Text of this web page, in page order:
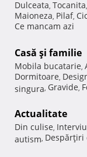
Dulceata, Tocanita,
Maioneza, Pilaf,
Ce mancam azi
Casă şi familie
Mobila bucatarie,
Dormitoare,
singura, Gravide,
Actualitate
Din culise, Interviu
autism, Despărţiri